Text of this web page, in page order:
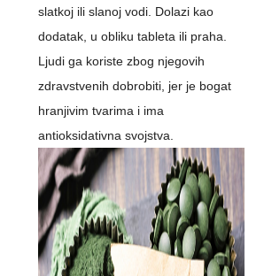
slatkoj ili slanoj vodi. Dolazi kao
dodatak, u obliku tableta ili praha.
Ljudi ga koriste zbog njegovih
zdravstvenih dobrobiti, jer je bogat
hranjivim tvarima i ima
antioksidativna svojstva.